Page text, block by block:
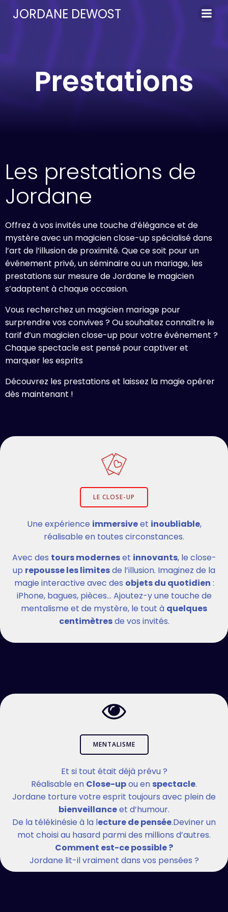
au
JORDANE DEWOST
Prestations
Les prestations de
Jordane
Offrez à vos invités une touche d’élégance et de
mystère avec un magicien close-up spécialisé dans
l’art de l’illusion de proximité. Que ce soit pour un
événement privé, un séminaire ou un mariage, les
prestations sur mesure de Jordane le magicien
s’adaptent à chaque occasion.
Vous recherchez un magicien mariage pour
surprendre vos convives ? Ou souhaitez connaître le
tarif d’un magicien close-up pour votre événement ?
Chaque spectacle est pensé pour captiver et
marquer les esprits
Découvrez les prestations et laissez la magie opérer
dès maintenant !
LE CLOSE-UP
Une expérience immersiveet inoubliable,
réalisable en toutes circonstances.
Avec des tours moderneset innovants, le close-
up repousse les limitesde l’illusion. Imaginez de la
magie interactive avec des objets du quotidien :
iPhone, bagues, pièces… Ajoutez-y une touche de
mentalisme et de mystère, le tout à quelques
centimètresde vos invités.
MENTALISME
Et si tout était déjà prévu ?
Réalisable en Close-upou en spectacle.
Jordane torture votre esprit toujours avec plein de
bienveillanceet d’humour.
De la télékinésie à la lecture de pensée.Deviner un
mot choisi au hasard parmi des millions d’autres.
Comment est-ce possible ?
Jordane lit-il vraiment dans vos pensées ?